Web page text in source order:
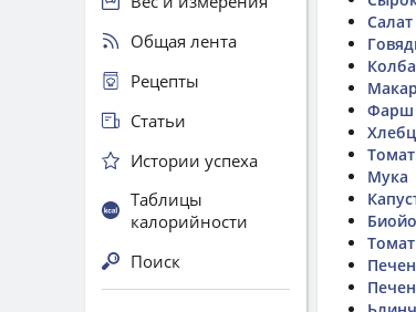
Фарш
Мука
Общая лента
Рецепты
Статьи
Истории успеха
Таблицы
калорийности
Поиск